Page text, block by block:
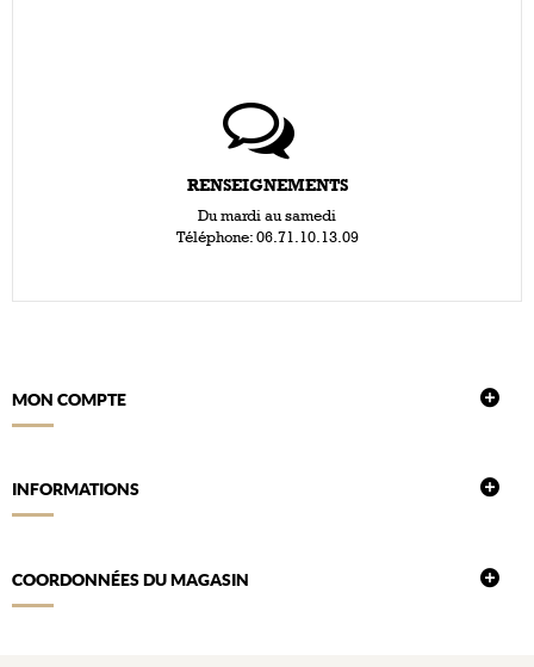
RENSEIGNEMENTS
Du mardi au samedi
Téléphone: 06.71.10.13.09
MON COMPTE
INFORMATIONS
COORDONNÉES DU MAGASIN